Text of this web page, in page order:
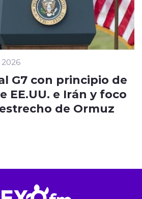
G7 con principio de
EE.UU. e Irán y foco
de Ormuz